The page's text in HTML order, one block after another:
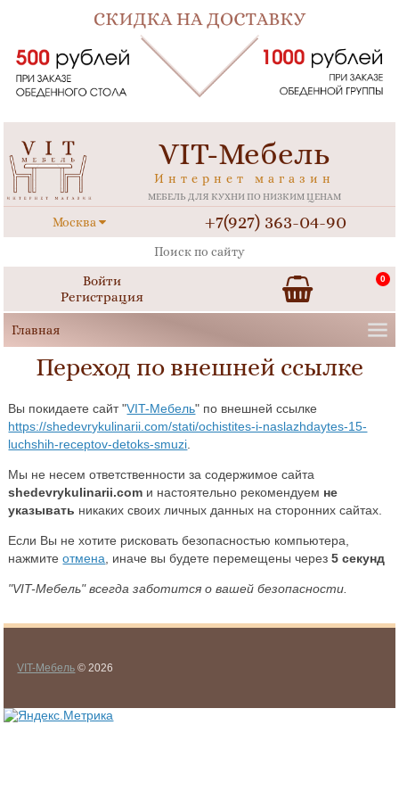
VIT-Мебель
Интернет магазин
МЕБЕЛЬ ДЛЯ КУХНИ ПО НИЗКИМ ЦЕНАМ
Москва +7(927) 363-04-90
Войти
Регистрация
0
Переход по внешней ссылке
Вы покидаете сайт "VIT-Мебель" по внешней ссылке
https://shedevrykulinarii.com/stati/ochistites-i-naslazhdaytes-15-
luchshih-receptov-detoks-smuzi
Мы не несем ответственности за содержимое сайта
shedevrykulinarii.com и настоятельно рекомендуем не
указывать никаких своих личных данных на сторонних сайтах.
Если Вы не хотите рисковать безопасностью компьютера,
нажмитеотмена , иначе вы будете перемещены через5 секунд
"VIT-Мебель" всегда заботится о вашей безопасности.
VIT-Мебель © 2026